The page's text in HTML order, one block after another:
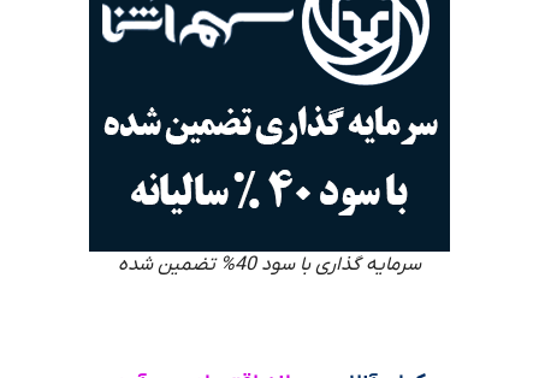
سرمایه گذاری با سود 40% تضمین شده